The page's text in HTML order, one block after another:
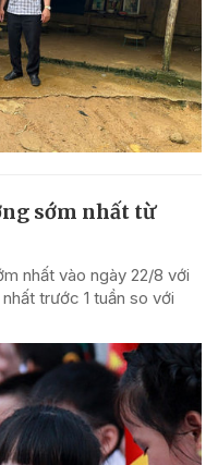
sớm nhất từ
nhất vào ngày 22/8 với
trước 1 tuần so với